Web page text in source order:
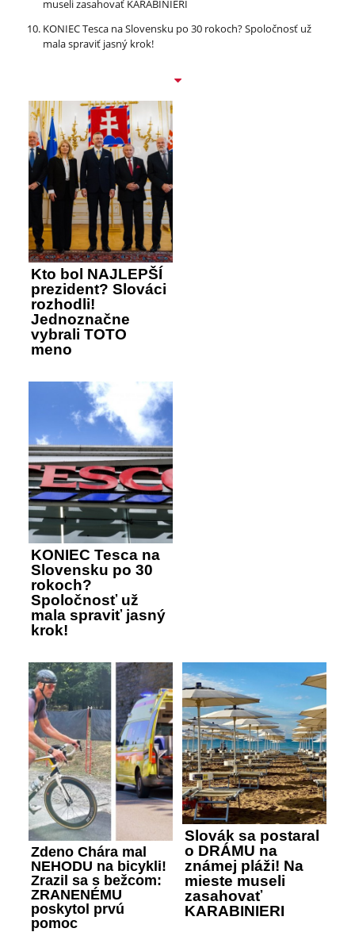
museli zasahovať KARABINIERI
KONIEC Tesca na Slovensku po 30 rokoch? Spoločnosť už
mala spraviť jasný krok!
Kto bol NAJLEPŠÍ
prezident? Slováci
rozhodli!
Jednoznačne
vybrali TOTO
meno
KONIEC Tesca na
Slovensku po 30
rokoch?
Spoločnosť už
mala spraviť jasný
krok!
Zdeno Chára mal
NEHODU na bicykli!
Zrazil sa s bežcom:
ZRANENÉMU
poskytol prvú
pomoc
Slovák sa postaral
o DRÁMU na
známej pláži! Na
mieste museli
zasahovať
KARABINIERI